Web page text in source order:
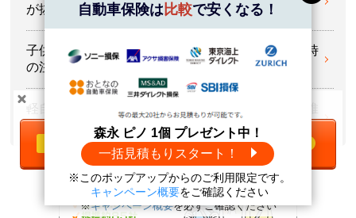
が抜けるまでの目安
子供が隣の車にドアパンチ！保険は使える？対応時
の注意点と予防策
軽自動車とコンパクトカーはどちらを選ぶべき？維
持費などの違いを比較
自動車保険は比較で安くなる！
森永 ピノ 1個 プレゼント中！
一括見積もりスタート！
※このポップアップからのご利用限定です。
キャンペーン概要をご確認ください
一括見積もりをする
森永 ピノ1個プレゼント中！
※キャンペーン概要を必ずご確認ください